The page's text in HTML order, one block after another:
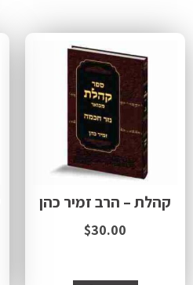
קהלת – הרב זמיר כהן
$30.00